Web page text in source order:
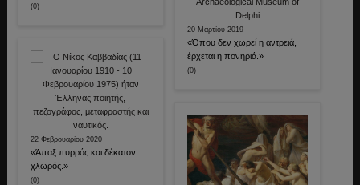
(0)
22 Φεβρουαρίου 2020
«Άπαξ πυρρός και δέκατον
χλωρός.»
(0)
20 Μαρτίου 2019
«Όπου δεν χωρεί η αντρειά,
έρχεται η πονηριά.»
(0)